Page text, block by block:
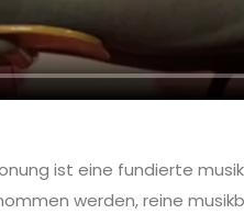
ist eine fundierte
werden, reine